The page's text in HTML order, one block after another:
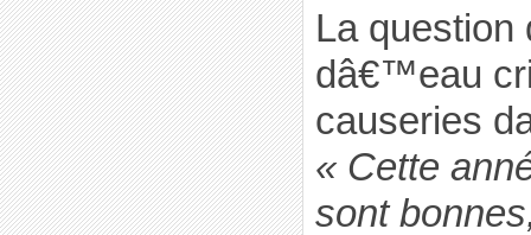
La question
dâ€™eau
causeries
« Cette
sont